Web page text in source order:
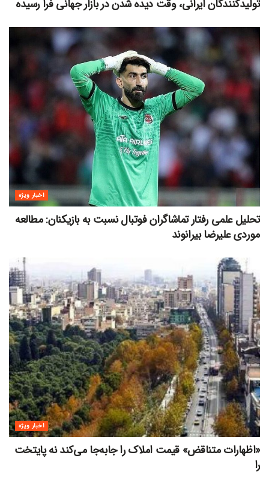
تولیدکنندگان ایرانی، وقت دیده شدن در بازار جهانی فرا رسیده
اخبار ویژه
تحلیل علمی رفتار تماشاگران فوتبال نسبت به بازیکنان: مطالعه
موردی علیرضا بیرانوند
اخبار ویژه
«اظهارات متناقض» قیمت‌ املاک را جابه‌جا می‌کند نه پایتخت
را